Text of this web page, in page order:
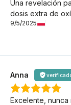
Una revelación
dosis extra de
9/5/2025
Anna
Excelente, nunca